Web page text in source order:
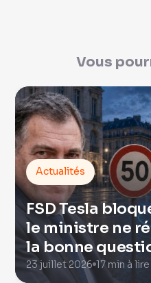
Vous
Actualités
FSD Tesla
le ministre ne
la bonne
23 juillet 2026 17 min à lire